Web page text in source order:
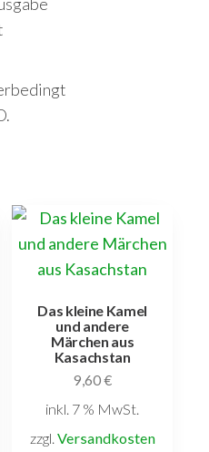
Das kleine Kamel
und andere
Märchen aus
Kasachstan
9,60€
inkl. 7 % MwSt.
zzgl. Versandkosten